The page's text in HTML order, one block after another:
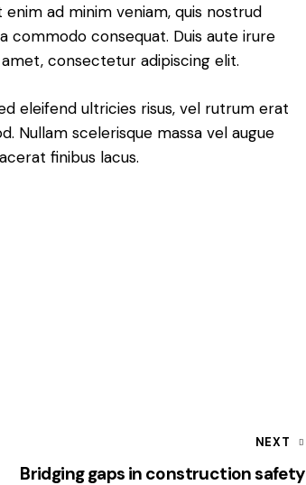
ad minim veniam, quis nostrud
commodo consequat. Duis aute irure
consectetur adipiscing elit.
eleifend ultricies risus, vel rutrum erat
Nullam scelerisque massa vel augue
finibus lacus.
NEXT
Bridging gaps in construction safety